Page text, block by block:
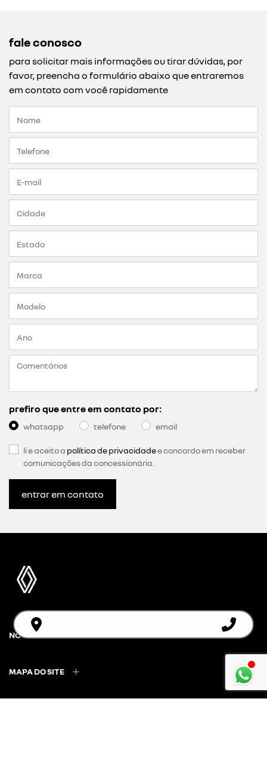
fale conosco
para solicitar mais informações ou tirar dúvidas, por
favor, preencha o formulário abaixo que entraremos
em contato com você rapidamente
prefiro que entre em contato por:
whatsapp telefone email
li e aceito a política de privacidadee concordo em receber
comunicações da concessionária.
entrar em contato
NOVOS
MAPA DO SITE